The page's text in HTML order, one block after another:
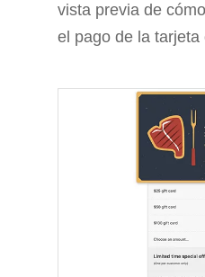
vista previa de
el pago de la tarjeta